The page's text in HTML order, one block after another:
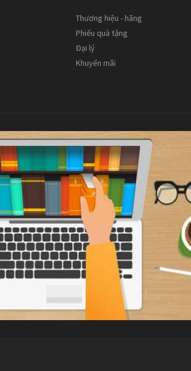
Thương hiệu - hãng
Phiếu quà tặng
Đại lý
Khuyến mãi